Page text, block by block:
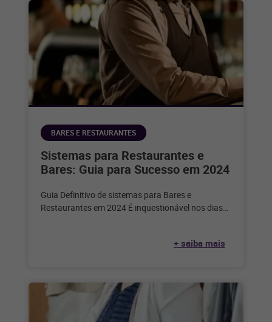
BARES E RESTAURANTES
Sistemas para Restaurantes e
Bares: Guia para Sucesso em 2024
Guia Definitivo de sistemas para Bares e
Restaurantes em 2024 É inquestionável nos dias
+ saiba mais